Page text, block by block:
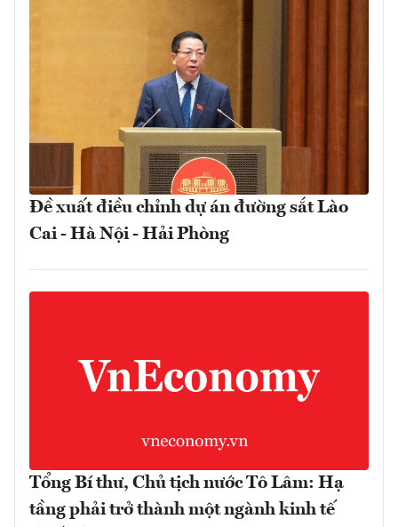
Đề xuất điều chỉnh dự án đường sắt Lào
Cai - Hà Nội - Hải Phòng
Tổng Bí thư, Chủ tịch nước Tô Lâm: Hạ
tầng phải trở thành một ngành kinh tế